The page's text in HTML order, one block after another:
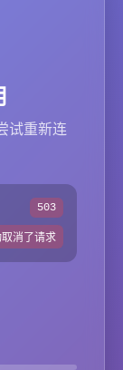
试重新连
503
消了请求